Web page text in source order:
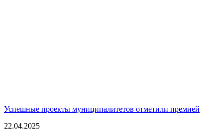
Успешные проекты муниципалитетов отметили премией
22.04.2025